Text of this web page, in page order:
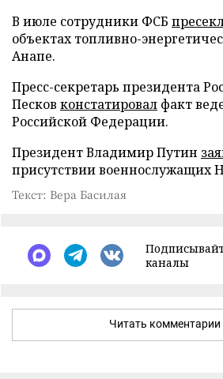
В июле сотрудники ФСБ
объектах топливно-
Анапе.
Пресс-секретарь президента
Песков констатировал факт
Российской Федерации.
Президент Владимир Путин
присутствии военнослужащих
Текст: Вера Басилая
каналы
Читать комментарии